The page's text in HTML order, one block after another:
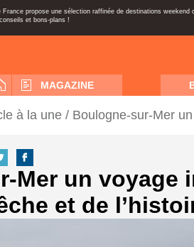
propose une sélection raffinée de destinations weekend
et bons-plans !
MAGAZINE
à la une / Boulogne-sur-Mer
Mer un voyage
et de